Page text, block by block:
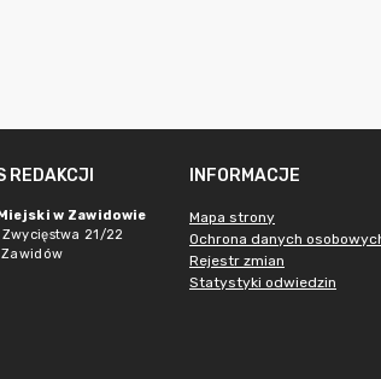
REDAKCJI
w Zawidowie
21/22
INFORMACJE
Mapa strony
Ochrona danych
Rejestr zmian
Statystyki odwiedzin